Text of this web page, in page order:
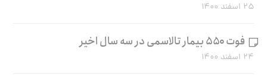
۲۵ اسفند ۱۴۰۰
فوت ۵۵۰ بیمار تالاسمی در سه سال اخیر
۲۴ اسفند ۱۴۰۰